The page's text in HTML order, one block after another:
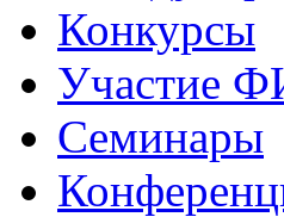
Конкурсы
Участие
Семинары